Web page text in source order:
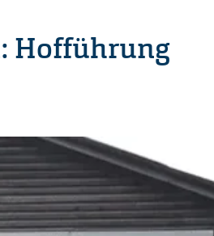
Hofführung